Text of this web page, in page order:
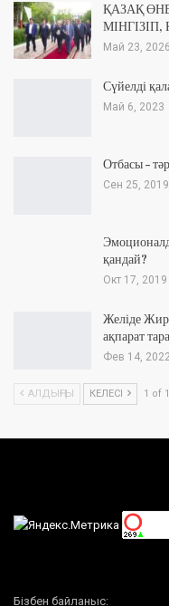
ҚАЗАҚ
Май 23, 2026
Сүйелді
Май 6, 2023
Отбасы –
Сен 25, 2019
қандай?
Окт 17, 2019
Желіде
ақпарат
Фев 14,
АЛДЫҢҒЫ КЕЛЕСІ 1 of
Бізбен байланыс: